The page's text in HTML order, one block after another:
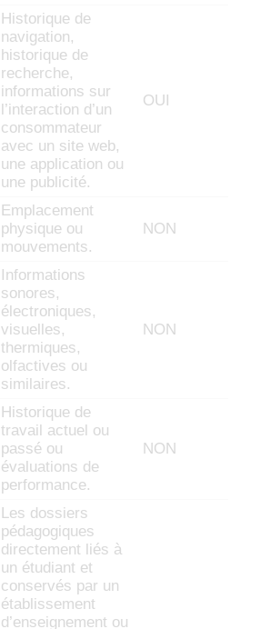
Historique de
navigation,
historique de
recherche,
informations sur
l’interaction d’un
consommateur
avec un site web,
une application ou
une publicité.
OUI
Emplacement
physique ou
mouvements.
NON
Informations
sonores,
électroniques,
visuelles,
thermiques,
olfactives ou
similaires.
NON
Historique de
travail actuel ou
passé ou
évaluations de
performance.
NON
Les dossiers
pédagogiques
directement liés à
un étudiant et
conservés par un
établissement
d’enseignement ou